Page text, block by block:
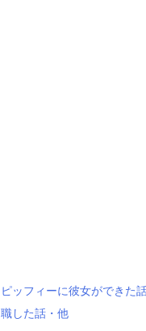
ピッフィーに彼女ができた
職した話・他